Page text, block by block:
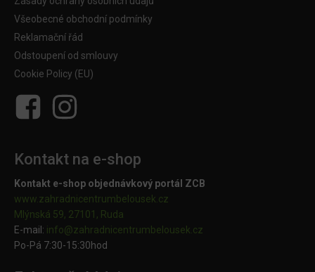
Všeobecné obchodní podmínky
Reklamační řád
Odstoupení od smlouvy
Cookie Policy (EU)
Kontakt na e-shop
Kontakt e-shop objednávkový portál ZCB
www.zahradnicentrumbelousek.cz
Mlýnská 59, 27101, Ruda
E-mail: info@zahradnicentrumbelousek.cz
Po-Pá 7:30-15:30hod